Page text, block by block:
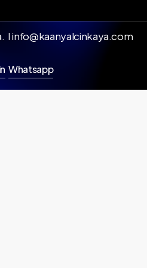
I info@kaanyalcinkaya.com
Whatsapp